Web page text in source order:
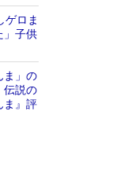
ゲロま
」子供
ま」の
伝説の
ま』評